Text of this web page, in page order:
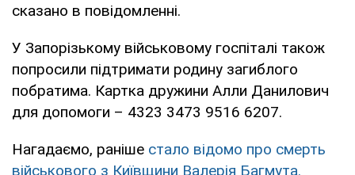
сказано в повідомленні.
У Запорізькому військовому госпіталі також
попросили підтримати родину загиблого
побратима. Картка дружини Алли Данилович
для допомоги – 4323 3473 9516 6207.
Нагадаємо, раніше стало відомо про смерть
військового з Київщини Валерія Багмута.